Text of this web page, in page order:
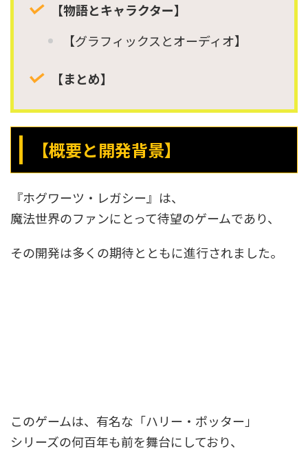
【物語とキャラクター】
【グラフィックスとオーディオ】
【まとめ】
【概要と開発背景】
『ホグワーツ・レガシー』は、
魔法世界のファンにとって待望のゲームであり、
その開発は多くの期待とともに進行されました。
このゲームは、有名な「ハリー・ポッター」
シリーズの何百年も前を舞台にしており、